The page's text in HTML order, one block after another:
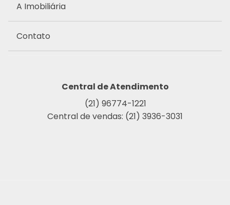
A Imobiliária
Contato
Central de Atendimento
(21) 96774-1221
Central de vendas: (21) 3936-3031